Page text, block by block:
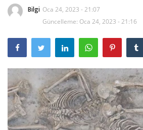
İletişim
Üniversite Yayınları
Tarım
E-Devlet Sistemleri
Bilgi Oca 24, 2023 - 21:07
Güncelleme: Oca 24, 2023 - 21:16